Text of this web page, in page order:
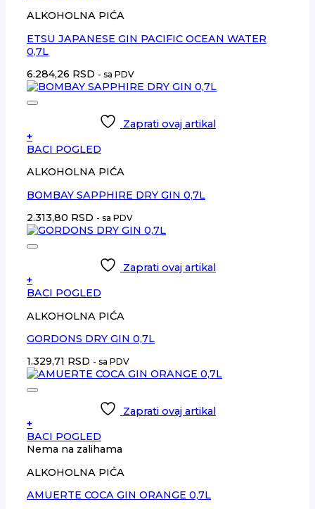
ALKOHOLNA PIĆA
ETSU JAPANESE GIN PACIFIC OCEAN WATER
0,7L
6.284,26 RSD - sa PDV
Zaprati ovaj artikal
+
BACI POGLED
ALKOHOLNA PIĆA
BOMBAY SAPPHIRE DRY GIN 0,7L
2.313,80 RSD - sa PDV
Zaprati ovaj artikal
+
BACI POGLED
ALKOHOLNA PIĆA
GORDONS DRY GIN 0,7L
1.329,71 RSD - sa PDV
Zaprati ovaj artikal
+
BACI POGLED
Nema na zalihama
ALKOHOLNA PIĆA
AMUERTE COCA GIN ORANGE 0,7L